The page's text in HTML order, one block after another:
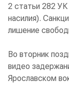
2 статьи 282
насилия).
лишение
Во вторник
видео
Ярославском